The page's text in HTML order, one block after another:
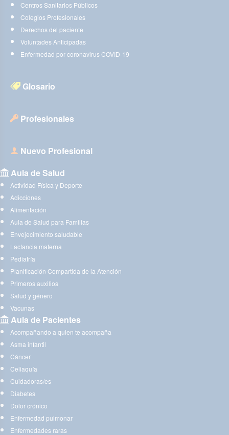
Centros Sanitarios Públicos
Colegios Profesionales
Derechos del paciente
Voluntades Anticipadas
Enfermedad por coronavirus COVID-19
Glosario
Profesionales
Nuevo Profesional
Aula de Salud
Actividad Física y Deporte
Adicciones
Alimentación
Aula de Salud para Familias
Envejecimiento saludable
Lactancia materna
Pediatría
Planificación Compartida de la Atención
Primeros auxilios
Salud y género
Vacunas
Aula de Pacientes
Acompañando a quien te acompaña
Asma infantil
Cáncer
Celiaquía
Cuidadoras/es
Diabetes
Dolor crónico
Enfermedad pulmonar
Enfermedades raras